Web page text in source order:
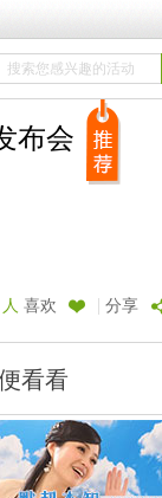
布会
喜欢 | 分享
看看